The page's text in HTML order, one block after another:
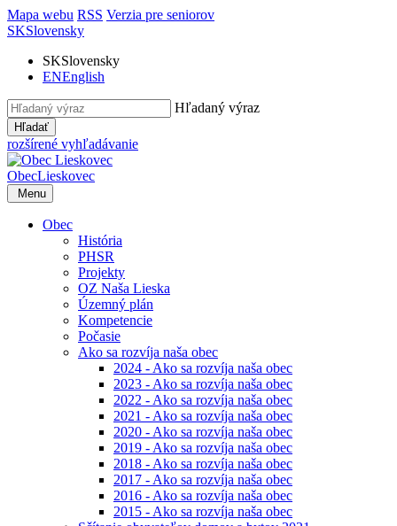
Mapa webu RSS Verzia pre seniorov
SKSlovensky
SKSlovensky
ENEnglish
Hľadaný výraz
Hľadať
rozšírené vyhľadávanie
ObecLieskovec
Menu
Obec
História
PHSR
Projekty
OZ Naša Lieska
Územný plán
Kompetencie
Počasie
Ako sa rozvíja naša obec
2024 - Ako sa rozvíja naša obec
2023 - Ako sa rozvíja naša obec
2022 - Ako sa rozvíja naša obec
2021 - Ako sa rozvíja naša obec
2020 - Ako sa rozvíja naša obec
2019 - Ako sa rozvíja naša obec
2018 - Ako sa rozvíja naša obec
2017 - Ako sa rozvíja naša obec
2016 - Ako sa rozvíja naša obec
2015 - Ako sa rozvíja naša obec